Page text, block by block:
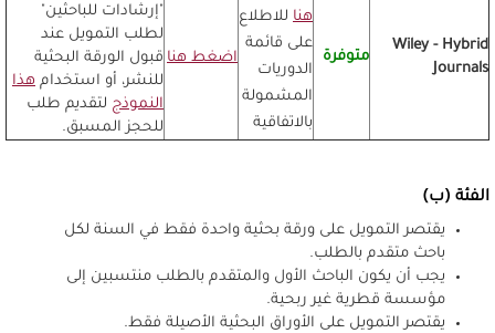
Wiley - Hybrid
Journals
متوفرة
هنا للاطلاع
على قائمة
الدوريات
المشمولة
بالاتفاقية
اضغط هنا
"إرشادات للباحثين"
لطلب التمويل عند
قبول الورقة البحثية
للنشر، أو استخدام هذا
النموذج لتقديم طلب
للحجز المسبق.
الفئة (ب)
يقتصر التمويل على ورقة بحثية واحدة فقط في السنة لكل
باحث متقدم بالطلب.
يجب أن يكون الباحث الأول والمتقدم بالطلب منتسبين إلى
مؤسسة قطرية غير ربحية.
يقتصر التمويل على الأوراق البحثية الأصيلة فقط.